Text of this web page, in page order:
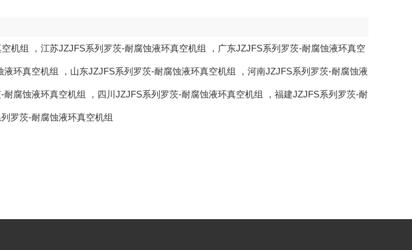
机组 ， 江苏JZJFS系列罗茨-耐腐蚀液环真空机组 ， 广东JZJFS系列罗茨-耐腐蚀液环真空
液环真空机组 ， 山东JZJFS系列罗茨-耐腐蚀液环真空机组 ， 河南JZJFS系列罗茨-耐腐蚀液
腐蚀液环真空机组 ， 四川JZJFS系列罗茨-耐腐蚀液环真空机组 ， 福建JZJFS系列罗茨-耐
罗茨-耐腐蚀液环真空机组